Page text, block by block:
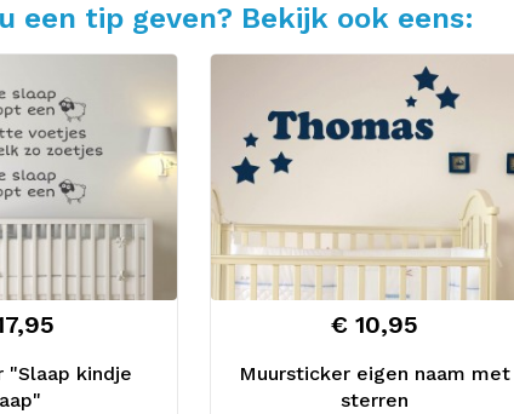
een tip geven? Bekijk ook eens:
"Slaap kindje
Muursticker eigen naam met
sterren
€ 10,95